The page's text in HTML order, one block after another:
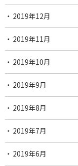
2019年12月
2019年11月
2019年10月
2019年9月
2019年8月
2019年7月
2019年6月